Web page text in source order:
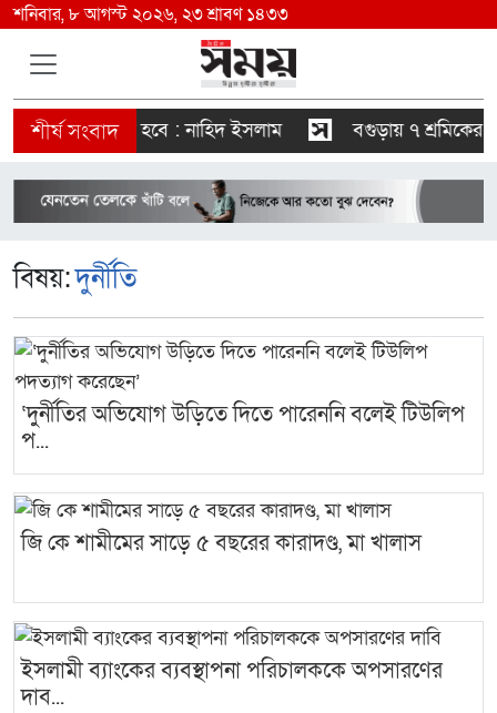
শনিবার, ৮ আগস্ট ২০২৬, ২৩ শ্রাবণ ১৪৩৩
স্বৈরাচারী হবে : নাহিদ ইসলাম বগুড়ায় ৭ শ্রমিকের
বিষয়:দুর্নীতি
‘দুর্নীতির অভিযোগ উড়িতে দিতে পারেননি বলেই টিউলিপ
প...
জি কে শামীমের সাড়ে ৫ বছরের কারাদণ্ড, মা খালাস
ইসলামী ব্যাংকের ব্যবস্থাপনা পরিচালককে অপসারণের
দাব...